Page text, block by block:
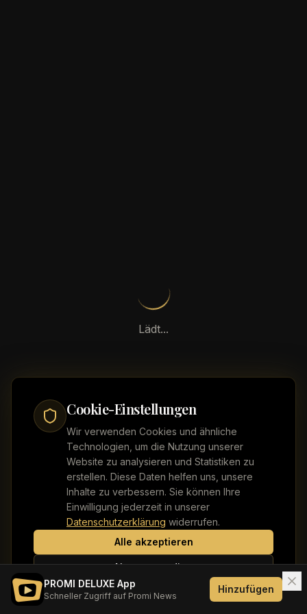
Cookie-Einstellungen
Wir verwenden Cookies und ähnliche
Technologien, um die Nutzung unserer
Website zu analysieren und Statistiken zu
erstellen. Diese Daten helfen uns, unsere
Inhalte zu verbessern. Sie können Ihre
Einwilligung jederzeit in unserer
Datenschutzerklärung widerrufen.
Alle akzeptieren
Nur notwendige
PROMI DELUXE App
Schneller Zugriff auf Promi News
Hinzufügen
Lädt...